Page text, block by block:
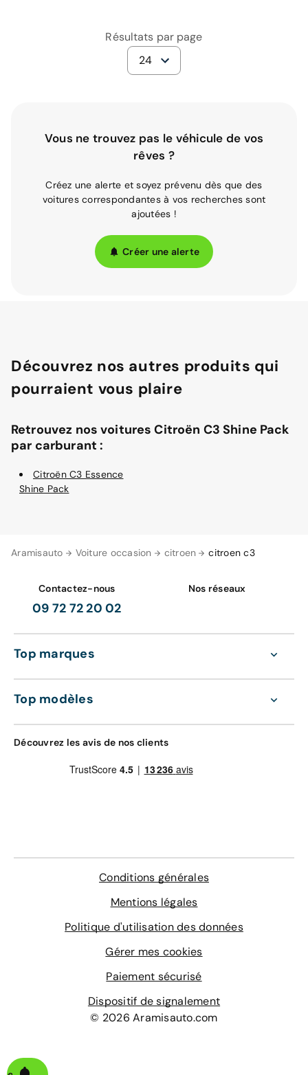
Aramisauto Voiture occasion citroen citroen c3
Résultats par page
24
Vous ne trouvez pas le véhicule de vos
rêves ?
Créez une alerte et soyez prévenu dès que des
voitures correspondantes à vos recherches sont
ajoutées !
Créer une alerte
Découvrez nos autres produits qui
pourraient vous plaire
Retrouvez nos voitures Citroën C3 Shine Pack
par carburant :
Citroën C3 Essence
Shine Pack
Contactez-nous
09 72 72 20 02
Nos réseaux
Top marques
Top modèles
Découvrez les avis de nos clients
Conditions générales
Mentions légales
Politique d'utilisation des données
Gérer mes cookies
Paiement sécurisé
Dispositif de signalement
© 2026 Aramisauto.com